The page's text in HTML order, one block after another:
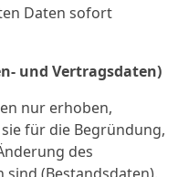
Daten sofort
und Vertragsdaten)
nur erhoben,
für die Begründung,
des